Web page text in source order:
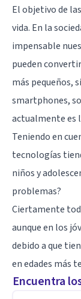
El objetivo de
vida. En la
impensable
pueden
más pequeños,
smartphones,
actualmente es
Teniendo en
tecnologías
niños y
problemas?
Ciertamente
aunque en los
debido a que
en edades más
Encuentra